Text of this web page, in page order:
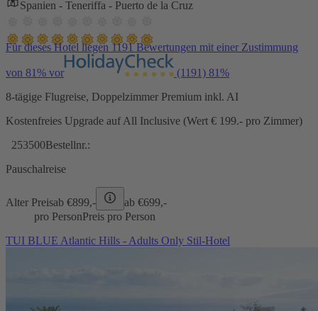
Spanien - Teneriffa - Puerto de la Cruz
Für dieses Hotel liegen 1191 Bewertungen mit einer Zustimmung
von 81% vor (1191) 81%
8-tägige Flugreise, Doppelzimmer Premium inkl. AI
Kostenfreies Upgrade auf All Inclusive (Wert € 199.- pro Zimmer)
253500Bestellnr.:
Pauschalreise
Alter Preisab €899,- ab €699,-
pro PersonPreis pro Person
TUI BLUE Atlantic Hills - Adults Only Stil-Hotel